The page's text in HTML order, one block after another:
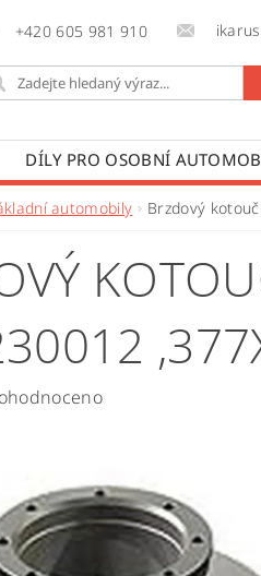
+420 605 981 910
DÍLY PRO OSOBNÍ
DÍLY PRO ZEMĚDĚLSKÉ
automobily Brzdový kotouč